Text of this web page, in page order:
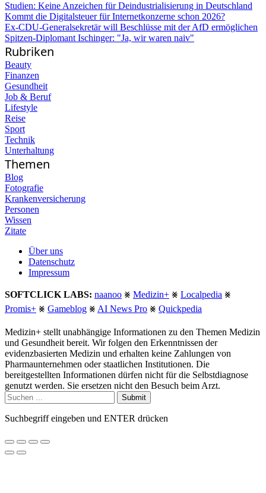
Studien: Keine Anzeichen für Deindustrialisierung in Deutschland
Kommt die Digitalsteuer für Internetkonzerne schon 2026?
Ex-CDU-Generalsekretär will Beschlüsse mit der AfD ermöglichen
Spitzen-Diplomant Ischinger: "Ja, wir waren naiv"
Rubriken
Beauty
Finanzen
Gesundheit
Job & Beruf
Lifestyle
Reise
Sport
Technik
Unterhaltung
Themen
Blog
Fotografie
Krankenversicherung
Personen
Wissen
Zitate
Über uns
Datenschutz
Impressum
SOFTCLICK LABS: naanoo ⨳ Medizin+ ⨳ Localpedia ⨳
Promis+ ⨳ Gameblog ⨳ AI News Pro ⨳ Quickpedia
Medizin+ stellt unabhängige Informationen zu den Themen Medizin
und Gesundheit bereit. Wir folgen den Erkenntnissen der
evidenzbasierten Medizin und erhalten keine Zahlungen von
Pharmaunternehmen oder staatlichen Institutionen. Die
bereitgestellten Informationen dürfen nicht für die Selbstdiagnose
genutzt werden. Sie ersetzen nicht den Besuch beim Arzt.
Submit
Suchbegriff eingeben und ENTER drücken